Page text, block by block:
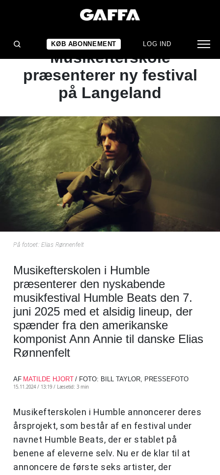
KØB ABONNEMENT LOG IND
NYHED
HUMBLE BEATS:
Musikefterskole
præsenterer ny festival
på Langeland
På fotoet: Elias Rønnenfelt
Musikefterskolen i Humble
præsenterer den nyskabende
musikfestival Humble Beats den 7.
juni 2025 med et alsidig lineup, der
spænder fra den amerikanske
komponist Ann Annie til danske Elias
Rønnenfelt
AF MATILDE HJORT / FOTO: BILL TAYLOR, PRESSEFOTO
15.11.2024 / 13:19 / Læsetid: 3 min
Musikefterskolen i Humble annoncerer deres
årsprojekt, som består af en festival under
navnet Humble Beats, der er stablet på
benene af eleverne selv. Nu er de klar til at
annoncere de første seks artister, der